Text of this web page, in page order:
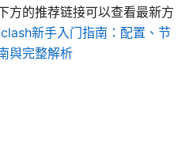
方的推荐链接可以查看最新方
新手入门指南：配置、节
與完整解析